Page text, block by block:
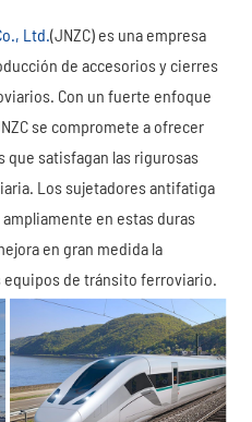
Ltd.(JNZC) es una empresa
de accesorios y cierres
Con un fuerte enfoque
se compromete a ofrecer
que satisfagan las rigurosas
Los sujetadores antifatiga
en estas duras
en gran medida la
equipos de tránsito ferroviario.